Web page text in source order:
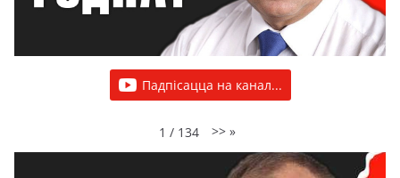
Падпісацца на канал...
1 / 134 >> »